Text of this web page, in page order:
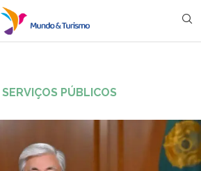
SERVIÇOS PÚBLICOS